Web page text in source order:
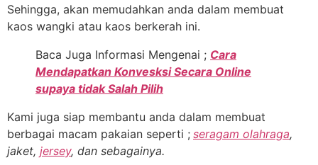
Sehingga, akan memudahkan anda dalam membuat
kaos wangki atau kaos berkerah ini.
Baca Juga Informasi Mengenai ; Cara
Mendapatkan Konvesksi Secara Online
supaya tidak Salah Pilih
Kami juga siap membantu anda dalam membuat
berbagai macam pakaian seperti ; seragam olahraga,
jaket, jersey, dan sebagainya.